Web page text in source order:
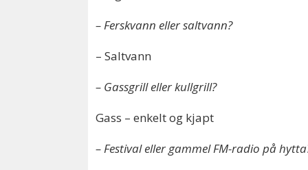
– Ferskvann eller saltvann?
– Saltvann
– Gassgrill eller kullgrill?
Gass – enkelt og kjapt
– Festival eller gammel FM-radio på